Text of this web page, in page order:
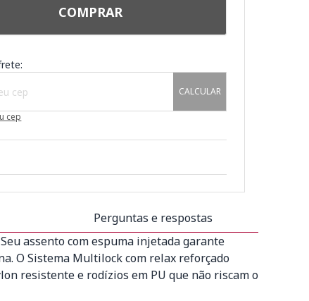
COMPRAR
CALCULAR
cep
Perguntas e respostas
assento com espuma injetada garante
O Sistema Multilock com relax reforçado
resistente e rodízios em PU que não riscam o